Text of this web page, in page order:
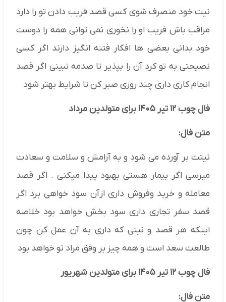
نیت خود منصرف شوی کسی قصد فریب دادن تو را دارد
مراقب باش فریب او را نخوری نمی توانی همه را دوست
خود بدانی بعضی ها افکار فتنه انگیز دارند اگر کسی
نصیحتی به تو کرد آن را بپذیر تا صدمه نبینی اگر قصد
انجام کاری داری چند روزی صبر کن تا شرایط بهتر شود
فال چوب ۱۲ تیر ۱۴۰۵ برای متولدین مرداد
متن فال:
نیتت بر آورده می شود و به آرامش و سلامت و سعادت
میرسی اگر بیمار هستی بهبود پیدا میکنی . اگر قصد
معامله و خرید وفروش داری ازآن سود خواهی برد اگر
قصد سفر تجاری داری سود بخش خواهد بود خلاصه
اینکه هر قصد و نیتی که داری به آن عمل کن چون
طالعت سعد است و همه چیز بر وفق مراد تو خواهد بود
فال چوب ۱۲ تیر ۱۴۰۵ برای متولدین شهریور
متن فال: